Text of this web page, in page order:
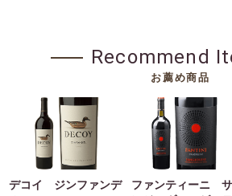
Recommend
お薦め商品
デコイ ジンファンデ
ファンティーニ サ